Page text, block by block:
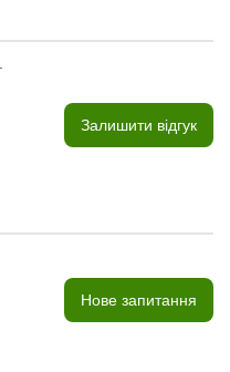
Залишити відгук
Нове запитання